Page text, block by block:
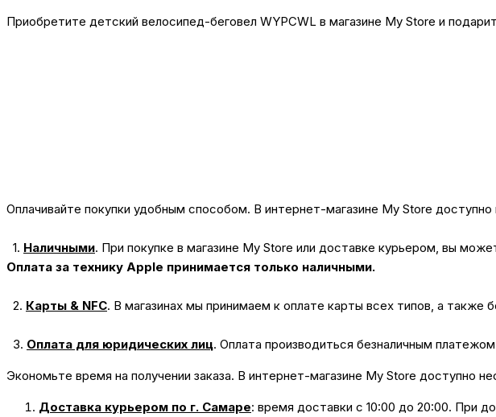
Приобретите детский велосипед-беговел WYPCWL в магазине My Store и
Оплачивайте покупки удобным способом. В интернет-магазине My Store доступно
1. Наличными. При покупке в магазине My Store или доставке курьером, вы
Оплата за технику Apple принимается только наличными.
2. Карты & NFC. В магазинах мы принимаем к оплате карты всех типов, а также
3. Оплата для юридических лиц. Оплата производиться безналичным
Экономьте время на получении заказа. В интернет-магазине My Store доступно
Доставка курьером по г. Самаре: время доставки с 10:00 до 20:00. При